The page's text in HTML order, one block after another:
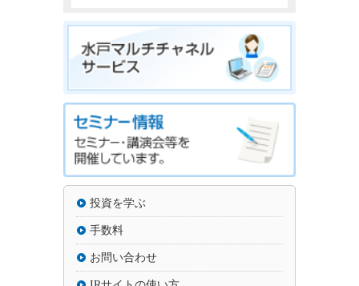
投資を学ぶ
手数料
お問い合わせ